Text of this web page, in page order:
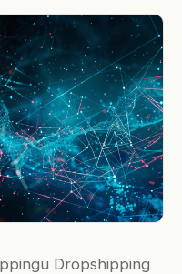
Dropshipping